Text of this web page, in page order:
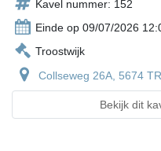
Kavel nummer: 152
Einde op 09/07/2026
Troostwijk
Collseweg 26A, 5674
Bekijk dit